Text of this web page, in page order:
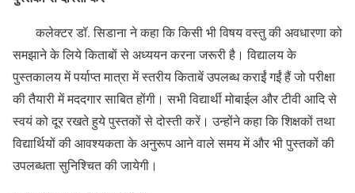
कलेक्टर डॉ. सिडाना ने कहा कि किसी भी विषय वस्तु की अवधारणा को
समझाने के लिये किताबों से अध्ययन करना जरूरी है। विद्यालय के
पुस्तकालय में पर्याप्त मात्रा में स्तरीय किताबें उपलब्ध कराईं गईं हैं जो परीक्षा
की तैयारी में मददगार साबित होंगी। सभी विद्यार्थी मोबाईल और टीवी आदि से
स्वयं को दूर रखते हुये पुस्तकों से दोस्ती करें। उन्होंने कहा कि शिक्षकों तथा
विद्यार्थियों की आवश्यकता के अनुरूप आने वाले समय में और भी पुस्तकों की
उपलब्धता सुनिश्चित की जायेगी।